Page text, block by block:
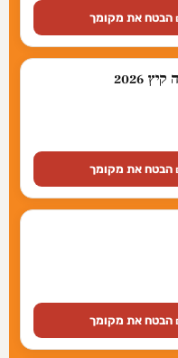
הבטח את מקומך
2026
הבטח את מקומך
הבטח את מקומך